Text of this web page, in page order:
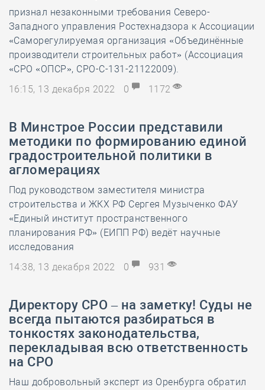
признал незаконными требования Северо-
Западного управления Ростехнадзора к Ассоциации
«Саморегулируемая организация «Объединённые
производители строительных работ» (Ассоциация
«СРО «ОПСР», СРО-С-131-21122009).
16:15, 13 декабря 2022
0 1172
В Минстрое России представили
методики по формированию единой
градостроительной политики в
агломерациях
Под руководством заместителя министра
строительства и ЖКХ РФ Сергея Музыченко ФАУ
«Единый институт пространственного
планирования РФ» (ЕИПП РФ) ведёт научные
исследования
14:38, 13 декабря 2022
0 931
Директору СРО – на заметку! Суды не
всегда пытаются разбираться в
тонкостях законодательства,
перекладывая всю ответственность
на СРО
Наш добровольный эксперт из Оренбурга обратил